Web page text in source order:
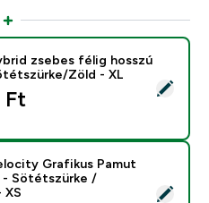
MP férfi Hybrid zsebes félig
zsebes félig hosszú
Zöld - XL
Ft‎
Férfi MP Velocity Grafikus
Grafikus Pamut
- Sötétszürke /
XS